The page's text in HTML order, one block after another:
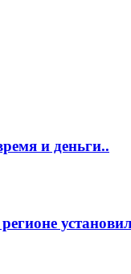
и деньги..